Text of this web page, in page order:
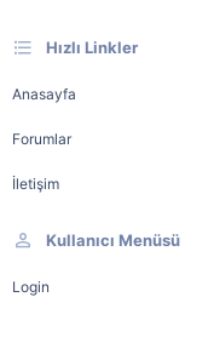
Hızlı Linkler
Anasayfa
Forumlar
İletişim
Kullanıcı Menüsü
Login